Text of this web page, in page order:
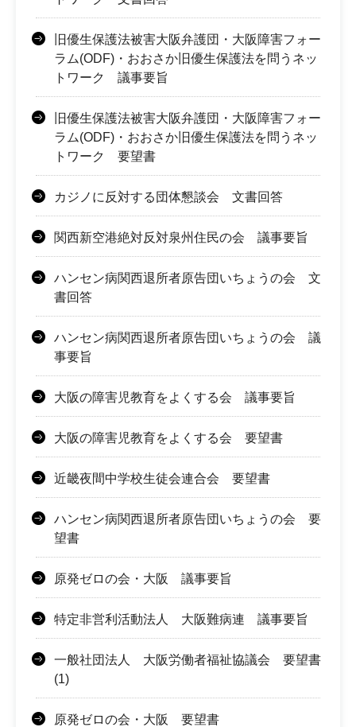
旧優生保護法被害大阪弁護団・大阪障害フォー
ラム(ODF)・おおさか旧優生保護法を問うネッ
トワーク 議事要旨
旧優生保護法被害大阪弁護団・大阪障害フォー
ラム(ODF)・おおさか旧優生保護法を問うネッ
トワーク 要望書
カジノに反対する団体懇談会 文書回答
関西新空港絶対反対泉州住民の会 議事要旨
ハンセン病関西退所者原告団いちょうの会 文
書回答
ハンセン病関西退所者原告団いちょうの会 議
事要旨
大阪の障害児教育をよくする会 議事要旨
大阪の障害児教育をよくする会 要望書
近畿夜間中学校生徒会連合会 要望書
ハンセン病関西退所者原告団いちょうの会 要
望書
原発ゼロの会・大阪 議事要旨
特定非営利活動法人 大阪難病連 議事要旨
一般社団法人 大阪労働者福祉協議会 要望書
(1)
原発ゼロの会・大阪 要望書